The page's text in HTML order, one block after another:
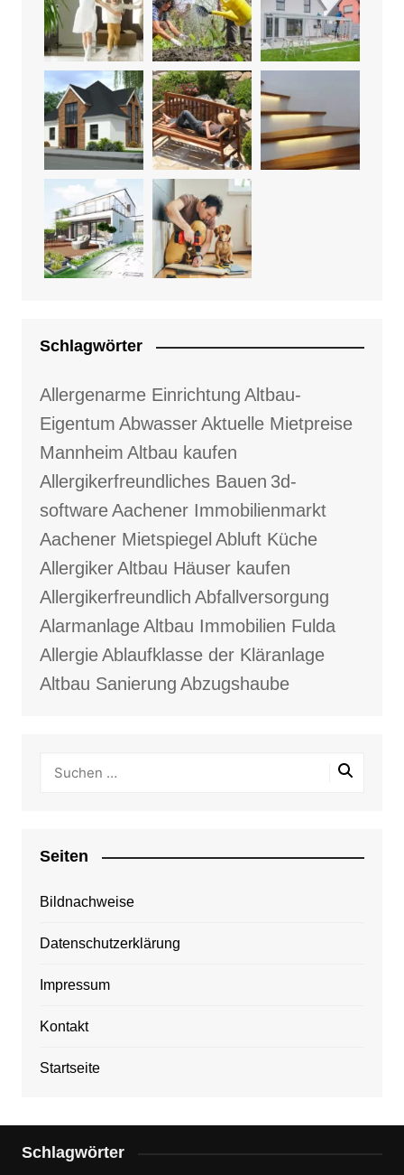
Schlagwörter
Allergenarme Einrichtung Altbau-
Eigentum AbwasserAktuelle Mietpreise
Mannheim Altbau kaufen
Allergikerfreundliches Bauen 3d-
softwareAachener Immobilienmarkt
Aachener Mietspiegel Abluft Küche
AllergikerAltbau Häuser kaufen
Allergikerfreundlich Abfallversorgung
AlarmanlageAltbau Immobilien Fulda
AllergieAblaufklasse der Kläranlage
Altbau Sanierung Abzugshaube
Seiten
Bildnachweise
Datenschutzerklärung
Impressum
Kontakt
Startseite
Schlagwörter